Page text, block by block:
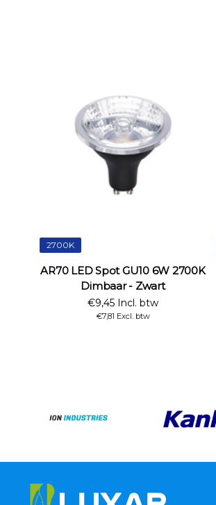
2700K
AR70 LED Spot GU10 6W 2700K
Dimbaar - Zwart
€9,45 Incl. btw
€7,81 Excl. btw